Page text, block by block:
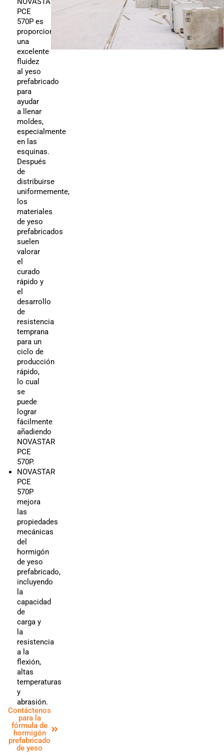
PCE
570P es
proporcionar
una
excelente
fluidez
al yeso
prefabricado
para
ayudar
a llenar
moldes,
especialmente
en las
esquinas.
Después
de
distribuirse
uniformemente,
los
materiales
de yeso
prefabricados
suelen
valorar
el
curado
rápido y
el
desarrollo
de
resistencia
temprana
para un
ciclo de
producción
rápido,
lo cual
se
puede
lograr
fácilmente
añadiendo
NOVASTAR
PCE
570P.
NOVASTAR
PCE
570P
mejora
las
propiedades
mecánicas
del
hormigón
de yeso
prefabricado,
incluyendo
la
capacidad
de
carga y
la
resistencia
a la
flexión,
altas
temperaturas
y
abrasión.
Contáctenos
para la
fórmula de
hormigón
prefabricado
de yeso